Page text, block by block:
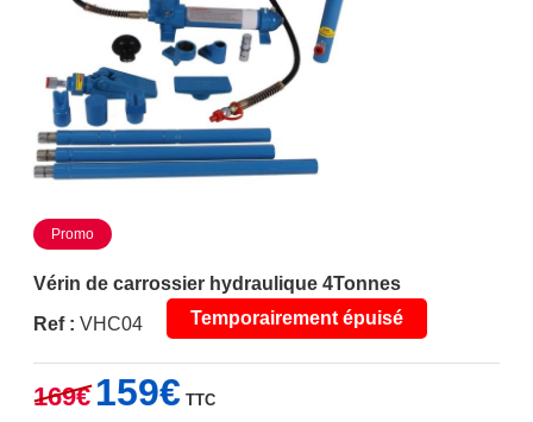
Promo
Vérin de carrossier hydraulique 4Tonnes
Ref : VHC04 Temporairement épuisé
169€
Le
prix
159€prix
TTC